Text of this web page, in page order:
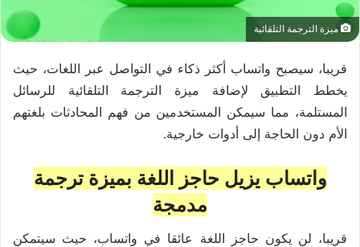
ميزة الترجمة التلقائية
قريبا، سيصبح واتساب أكثر ذكاء في التواصل عبر اللغات، حيث
يخطط التطبيق لإضافة ميزة الترجمة التلقائية للرسائل
المستلمة، مما سيمكن المستخدمين من فهم المحادثات بلغتهم
الأم دون الحاجة إلى أدوات خارجية.
واتساب يزيل حاجز اللغة بميزة ترجمة
مدمجة
قريبا، لن يكون حاجز اللغة عائقا في واتساب، حيث سيتمكن